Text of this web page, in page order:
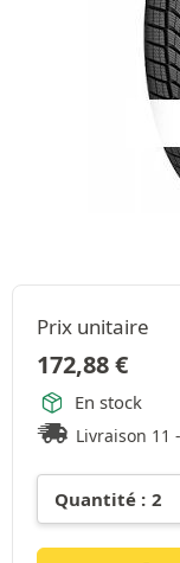
Prix unitaire
172,88€
En stock
Livraison 11